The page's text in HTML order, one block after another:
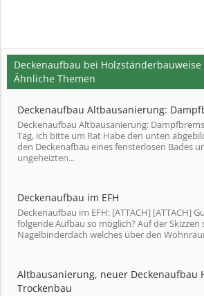
Deckenaufbau bei Holzständerbauweise
Ähnliche Themen
Deckenaufbau Altbausanierung:
Deckenaufbau Altbausanierung:
Tag, ich bitte um Rat Habe den unten
den Deckenafbau eines fensterlosen Bades
ungeheizten...
Deckenaufbau im EFH
Deckenaufbau im EFH: [ATTACH] [ATTACH]
folgende Aufbau so möglich? Auf der Skizzen
Nagelbinderdach welches über den
Altbausanierung, neuer Deckenaufbau
Trockenbau